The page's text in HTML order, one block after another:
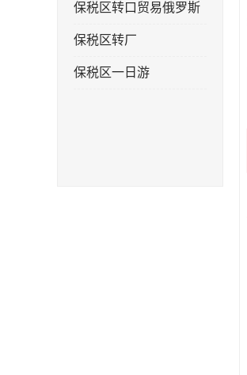
保税区转口贸易俄罗斯
保税区转厂
保税区一日游